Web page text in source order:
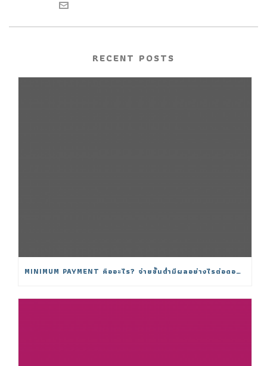
RECENT POSTS
MINIMUM PAYMENT คืออะไร? จ่ายขั้นต่ำมีผลอย่างไรต่อดอกเบี้ย